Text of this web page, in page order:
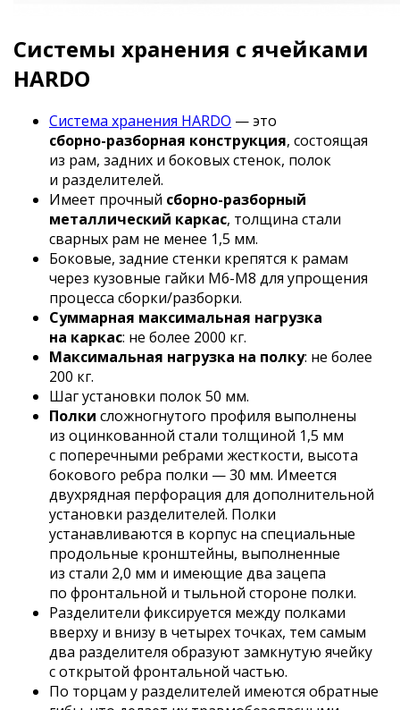
Системы хранения с ячейками
HARDO
Система хранения HARDO — это
сборно-разборная конструкция, состоящая
из рам, задних и боковых стенок, полок
и разделителей.
Имеет прочный сборно-разборный
металлический каркас, толщина стали
сварных рам не менее 1,5 мм.
Боковые, задние стенки крепятся к рамам
через кузовные гайки М6-М8 для упрощения
процесса сборки/разборки.
Суммарная максимальная нагрузка
на каркас: не более 2000 кг.
Максимальная нагрузка на полку: не более
200 кг.
Шаг установки полок 50 мм.
Полки сложногнутого профиля выполнены
из оцинкованной стали толщиной 1,5 мм
с поперечными ребрами жесткости, высота
бокового ребра полки — 30 мм. Имеется
двухрядная перфорация для дополнительной
установки разделителей. Полки
устанавливаются в корпус на специальные
продольные кронштейны, выполненные
из стали 2,0 мм и имеющие два зацепа
по фронтальной и тыльной стороне полки.
Разделители фиксируется между полками
вверху и внизу в четырех точках, тем самым
два разделителя образуют замкнутую ячейку
с открытой фронтальной частью.
По торцам у разделителей имеются обратные